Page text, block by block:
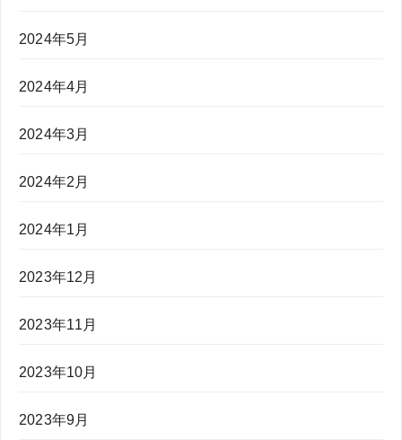
2024年5月
2024年4月
2024年3月
2024年2月
2024年1月
2023年12月
2023年11月
2023年10月
2023年9月